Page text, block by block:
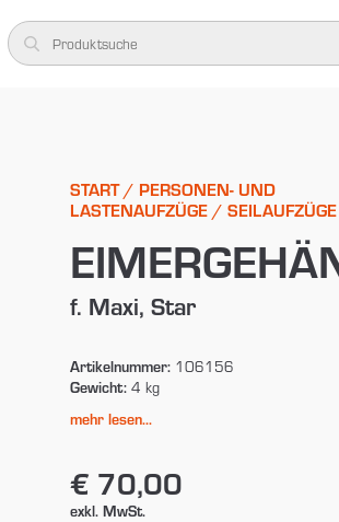
START/ PERSONEN- UND
LASTENAUFZÜGE/ SEILAUFZÜGE
f. Maxi, Star
Artikelnummer:106156
Gewicht:4 kg
mehr lesen...
€ 70,00
exkl. MwSt.